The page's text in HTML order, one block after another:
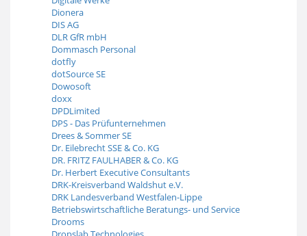
Dionera
DIS AG
DLR GfR mbH
Dommasch Personal
dotfly
dotSource SE
Dowosoft
doxx
DPDLimited
DPS - Das Prüfunternehmen
Drees & Sommer SE
Dr. Eilebrecht SSE & Co. KG
DR. FRITZ FAULHABER & Co. KG
Dr. Herbert Executive Consultants
DRK-Kreisverband Waldshut e.V.
DRK Landesverband Westfalen-Lippe
Betriebswirtschaftliche Beratungs- und Service
Drooms